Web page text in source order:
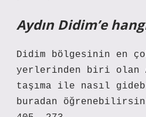
Aydın Didim’e
Didim bölgesinin en
yerlerinden biri olan
taşıma ile nasıl
buradan